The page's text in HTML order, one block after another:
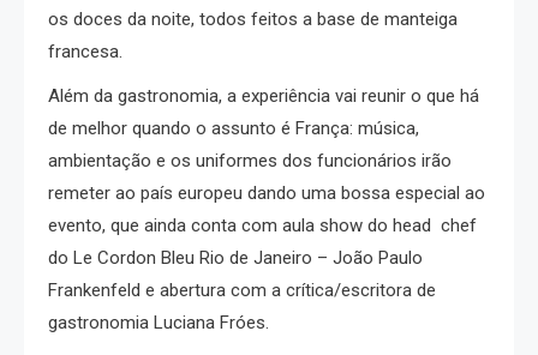
os doces da noite, todos feitos a base de manteiga
francesa.
Além da gastronomia, a experiência vai reunir o que há
de melhor quando o assunto é França: música,
ambientação e os uniformes dos funcionários irão
remeter ao país europeu dando uma bossa especial ao
evento, que ainda conta com aula show do head chef
do Le Cordon Bleu Rio de Janeiro – João Paulo
Frankenfeld e abertura com a crítica/escritora de
gastronomia Luciana Fróes.